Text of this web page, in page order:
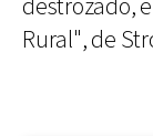
destrozado,
Rural", de